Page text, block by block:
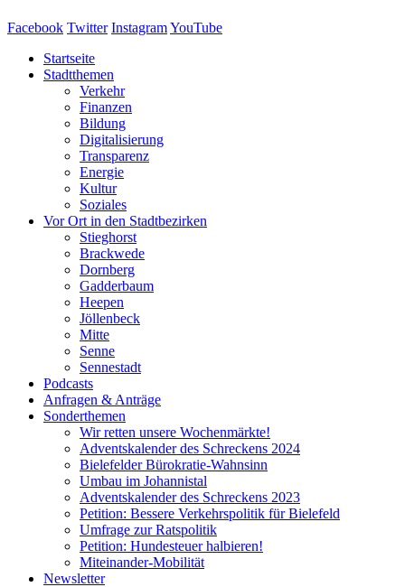
Facebook Twitter InstagramYouTube
Startseite
Stadtthemen
Verkehr
Finanzen
Bildung
Digitalisierung
Transparenz
Energie
Kultur
Soziales
Vor Ort in den Stadtbezirken
Stieghorst
Brackwede
Dornberg
Gadderbaum
Heepen
Jöllenbeck
Mitte
Senne
Sennestadt
Podcasts
Anfragen & Anträge
Sonderthemen
Wir retten unsere Wochenmärkte!
Adventskalender des Schreckens 2024
Bielefelder Bürokratie-Wahnsinn
Umbau im Johannistal
Adventskalender des Schreckens 2023
Petition: Bessere Verkehrspolitik für Bielefeld​​
Umfrage zur Ratspolitik
Petition: Hundesteuer halbieren!
Miteinander-Mobilität
Newsletter